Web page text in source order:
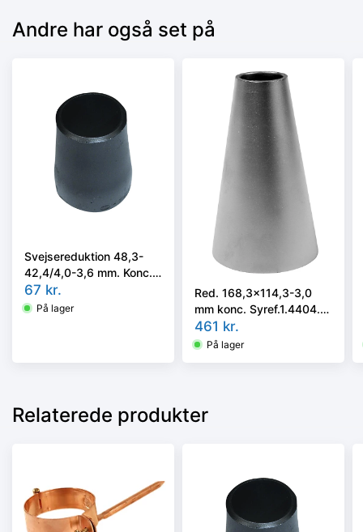
Andre har også set på
Svejsereduktion 48,3-
42,4/4,0-3,6 mm. Konc.
Kval. P235GH, EN 10253-
2 type B
67 kr.
På lager
Red. 168,3x114,3-3,0
mm konc. Syref.1.4404.
ISO 5251/EN10253-3 el.
4 i vort valg
461 kr.
På lager
Relaterede produkter